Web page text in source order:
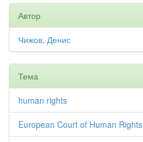
Автор
Чижов, Денис
Тема
human rights
European Court of Human Rights